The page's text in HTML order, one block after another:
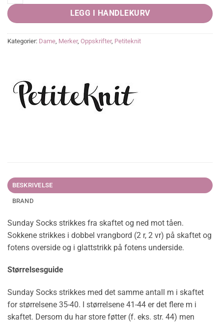
LEGG I HANDLEKURV
Kategorier: Dame Merker, Oppskrifter, Petiteknit
BESKRIVELSE
BRAND
Sunday Socks strikkes fra skaftet og ned mot tåen.
Sokkene strikkes i dobbel vrangbord (2 r, 2 vr) på skaftet og
fotens overside og i glattstrikk på fotens underside.
Størrelsesguide
Sunday Socks strikkes med det samme antall m i skaftet
for størrelsene 35-40. I størrelsene 41-44 er det flere m i
skaftet. Dersom du har store føtter (f. eks. str. 44) men